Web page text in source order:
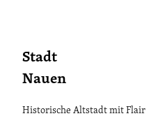
Stadt
Nauen
Historische Altstadt mit Flair